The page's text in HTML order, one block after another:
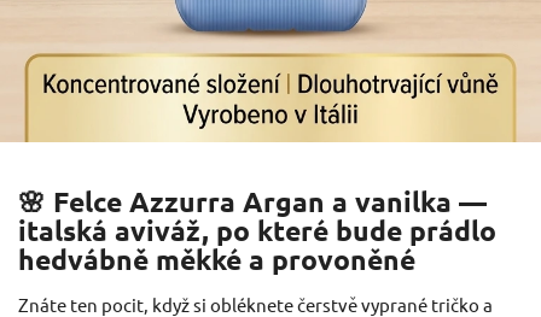
🌸 Felce Azzurra Argan a vanilka —
italská aviváž, po které bude prádlo
hedvábně měkké a provoněné
Znáte ten pocit, když si obléknete čerstvě vyprané tričko a